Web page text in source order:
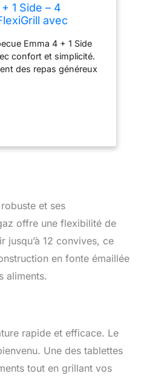
1 Side – 4
avec
Emma 4 + 1 Side
confort et simplicité.
des repas généreux
et ses
offre une flexibilité de
12 convives, ce
en fonte émaillée
aliments.
rapide et efficace. Le
Une des tablettes
tout en grillant vos